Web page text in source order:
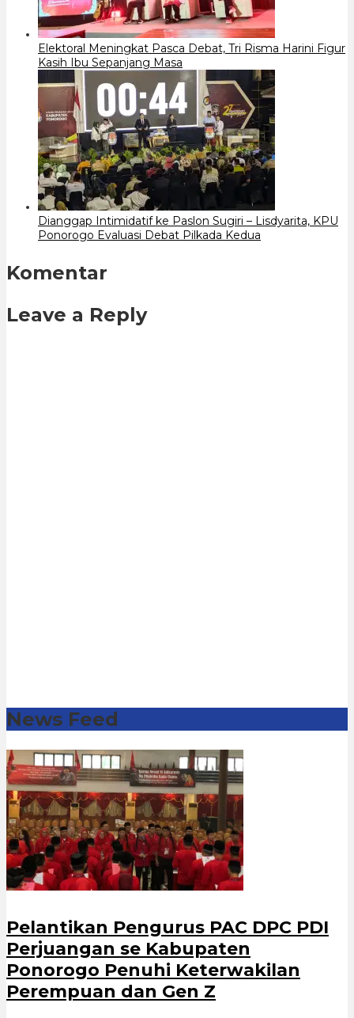
Elektoral Meningkat Pasca Debat, Tri Risma Harini Figur
Kasih Ibu Sepanjang Masa
Dianggap Intimidatif ke Paslon Sugiri – Lisdyarita, KPU
Ponorogo Evaluasi Debat Pilkada Kedua
Komentar
Leave a Reply
News Feed
Pelantikan Pengurus PAC DPC PDI
Perjuangan se Kabupaten
Ponorogo Penuhi Keterwakilan
Perempuan dan Gen Z